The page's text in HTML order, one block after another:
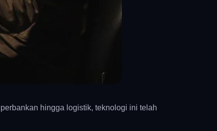
hingga logistik, teknologi ini telah